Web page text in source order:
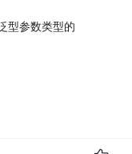
型参数类型的